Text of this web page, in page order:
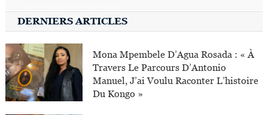
DERNIERS ARTICLES
Mona Mpembele D’Agua Rosada : « À
Travers Le Parcours D’Antonio
Manuel, J’ai Voulu Raconter L’histoire
Du Kongo »